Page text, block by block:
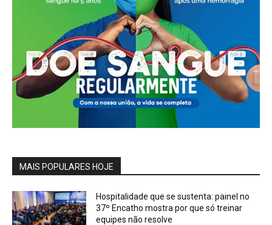
MAIS POPULARES HOJE
Hospitalidade que se sustenta: painel no
37º Encatho mostra por que só treinar
equipes não resolve